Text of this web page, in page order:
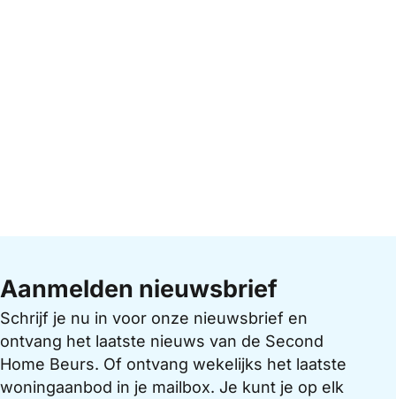
Aanmelden nieuwsbrief
Schrijf je nu in voor onze nieuwsbrief en
ontvang het laatste nieuws van de Second
Home Beurs. Of ontvang wekelijks het laatste
woningaanbod in je mailbox. Je kunt je op elk